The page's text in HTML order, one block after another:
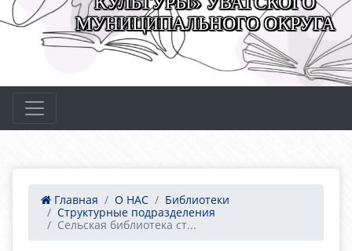
МУНИЦИПАЛЬНОГО ОКРУГА
Главная О НАС
Библиотеки
Структурные подразделения
Сельская библиотека ст...